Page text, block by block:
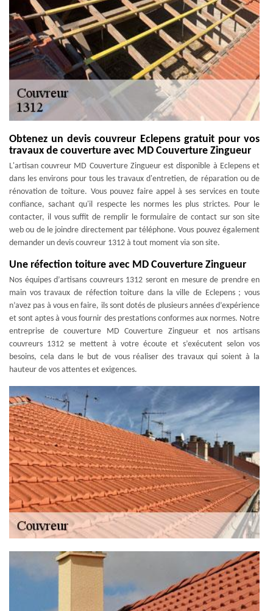
Obtenez un devis couvreur Eclepens gratuit pour vos
travaux de couverture avec MD Couverture Zingueur
L'artisan couvreur MD Couverture Zingueur est disponible à Eclepens et
dans les environs pour tous les travaux d'entretien, de réparation ou de
rénovation de toiture. Vous pouvez faire appel à ses services en toute
confiance, sachant qu'il respecte les normes les plus strictes. Pour le
contacter, il vous suffit de remplir le formulaire de contact sur son site
web ou de le joindre directement par téléphone. Vous pouvez également
demander un devis couvreur 1312 à tout moment via son site.
Une réfection toiture avec MD Couverture Zingueur
Nos équipes d’artisans couvreurs 1312 seront en mesure de prendre en
main vos travaux de réfection toiture dans la ville de Eclepens ; vous
n’avez pas à vous en faire, ils sont dotés de plusieurs années d’expérience
et sont aptes à vous fournir des prestations conformes aux normes. Notre
entreprise de couverture MD Couverture Zingueur et nos artisans
couvreurs 1312 se mettent à votre écoute et s’exécutent selon vos
besoins, cela dans le but de vous réaliser des travaux qui soient à la
hauteur de vos attentes et exigences.